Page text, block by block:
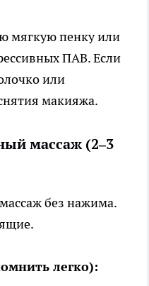
мягкую пенку или
ПАВ. Если
или
макияжа.
массаж (2–3
без нажима.
легко):